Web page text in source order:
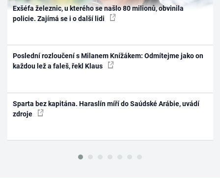
Exšéfa železnic, u kterého se našlo 80 milionů, obvinila
policie. Zajímá se i o další lidi
Poslední rozloučení s Milanem Knížákem: Odmítejme jako on
každou lež a faleš, řekl Klaus
Sparta bez kapitána. Haraslín míří do Saúdské Arábie, uvádí
zdroje